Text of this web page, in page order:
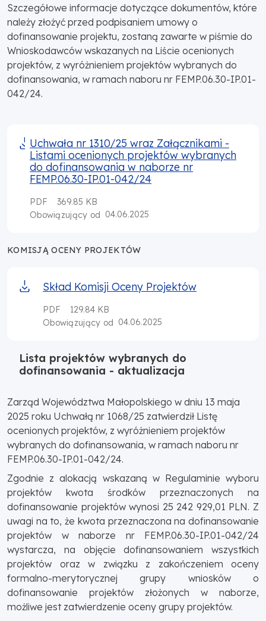
Szczegółowe informacje dotyczące dokumentów, które
należy złożyć przed podpisaniem umowy o
dofinansowanie projektu, zostaną zawarte w piśmie do
Wnioskodawców wskazanych na Liście ocenionych
projektów, z wyróżnieniem projektów wybranych do
dofinansowania, w ramach naboru nr FEMP.06.30-IP.01-
042/24.
Uchwała nr 1310/25 wraz Załącznikami -
Listami ocenionych projektów wybranych
do dofinansowania w naborze nr
FEMP.06.30-IP.01-042/24
PDF
369.85 KB
Obowiązujący od 04.06.2025
KOMISJĄ OCENY PROJEKTÓW
Skład Komisji Oceny Projektów
PDF
129.84 KB
Obowiązujący od 04.06.2025
Lista projektów wybranych do
dofinansowania - aktualizacja
Zarząd Województwa Małopolskiego w dniu 13 maja
2025 roku Uchwałą nr 1068/25 zatwierdził Listę
ocenionych projektów, z wyróżnieniem projektów
wybranych do dofinansowania, w ramach naboru nr
FEMP.06.30-IP.01-042/24.
Zgodnie z alokacją wskazaną w Regulaminie wyboru
projektów kwota środków przeznaczonych na
dofinansowanie projektów wynosi 25 242 929,01 PLN. Z
uwagi na to, że kwota przeznaczona na dofinansowanie
projektów w naborze nr FEMP.06.30-IP.01-042/24
wystarcza, na objęcie dofinansowaniem wszystkich
projektów oraz w związku z zakończeniem oceny
formalno-merytorycznej grupy wniosków o
dofinansowanie projektów złożonych w naborze,
możliwe jest zatwierdzenie oceny grupy projektów.